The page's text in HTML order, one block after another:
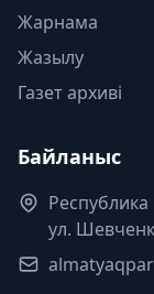
Жарнама
Жазылу
Газет архиві
Байланыс
Республика
ул.